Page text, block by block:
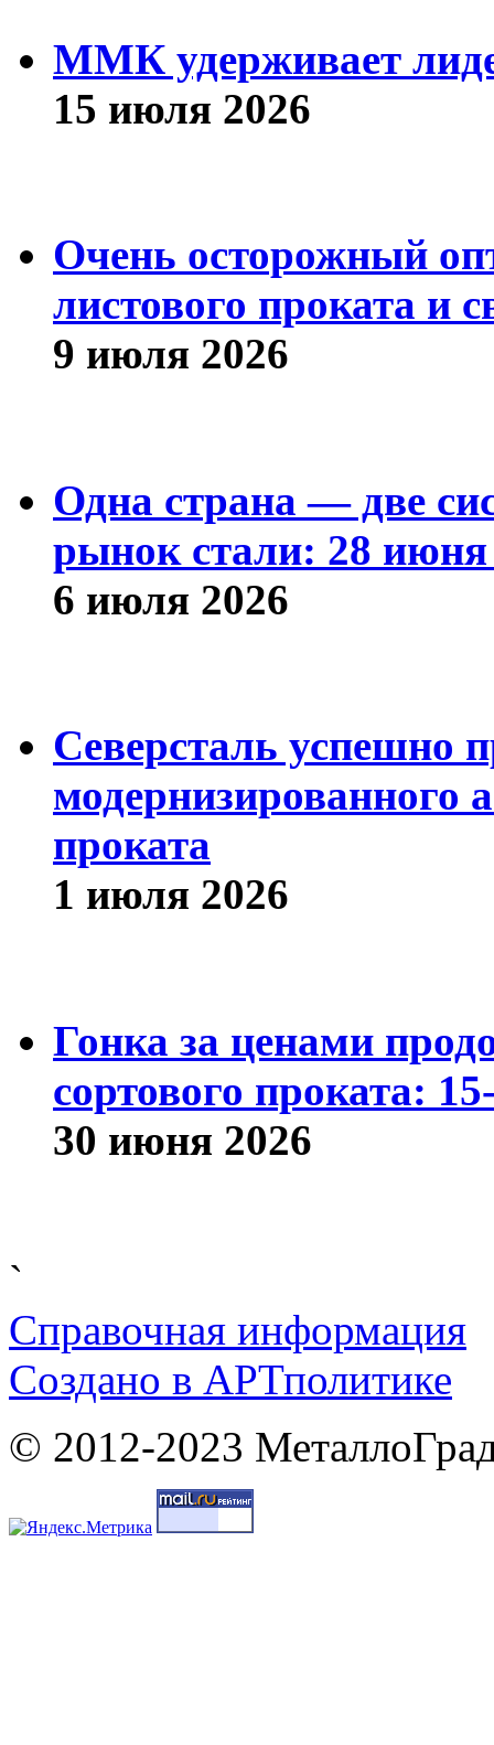
ММК удерживает
15 июля 2026
Очень осторожный
листового проката и
9 июля 2026
Одна страна — две
рынок стали: 28
6 июля 2026
Северсталь успешно
модернизированного
проката
1 июля 2026
Гонка за ценами
сортового проката:
30 июня 2026
`
Справочная информация
Cоздано в АРТполитике
© 2012-2023